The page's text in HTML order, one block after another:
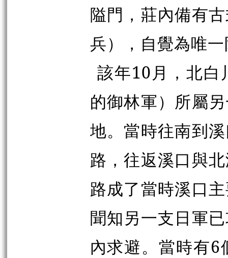
隘門，莊內備有
兵），自覺為唯
該年10月，北白
的御林軍）所屬
地。當時往南到
路，往返溪口與
路成了當時溪口
聞知另一支日軍
內求避。當時有